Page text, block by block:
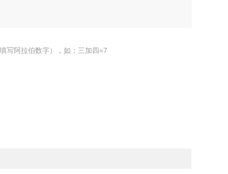
写阿拉伯数字），如：三加四=7